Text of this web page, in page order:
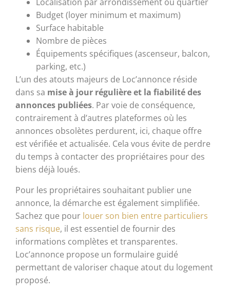
Budget (loyer minimum et maximum)
Surface habitable
Nombre de pièces
Équipements spécifiques (ascenseur, balcon,
parking, etc.)
L’un des atouts majeurs de Loc’annonce réside
dans sa mise à jour régulière et la fiabilité des
annonces publiées. Par voie de conséquence,
contrairement à d’autres plateformes où les
annonces obsolètes perdurent, ici, chaque offre
est vérifiée et actualisée. Cela vous évite de perdre
du temps à contacter des propriétaires pour des
biens déjà loués.
Pour les propriétaires souhaitant publier une
annonce, la démarche est également simplifiée.
Sachez que pour louer son bien entre particuliers
sans risque, il est essentiel de fournir des
informations complètes et transparentes.
Loc’annonce propose un formulaire guidé
permettant de valoriser chaque atout du logement
proposé.